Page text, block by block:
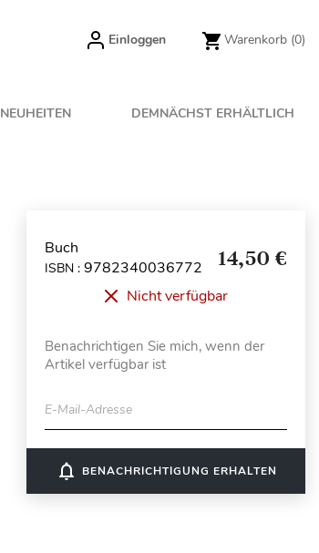
Einloggen Warenkorb (0)
NEUHEITEN DEMNÄCHST ERHÄLTLICH
Buch
ISBN : 9782340036772 14,50 €
Nicht verfügbar
Benachrichtigen Sie mich, wenn der
Artikel verfügbar ist
E-Mail-Adresse
notifications_none BENACHRICHTIGUNG ERHALTEN